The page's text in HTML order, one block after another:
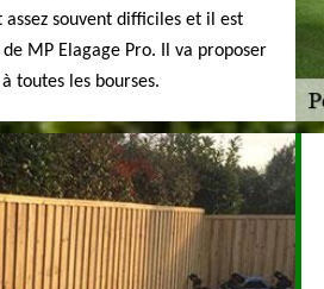
souvent difficiles et il est
MP Elagage Pro. Il va proposer
toutes les bourses.